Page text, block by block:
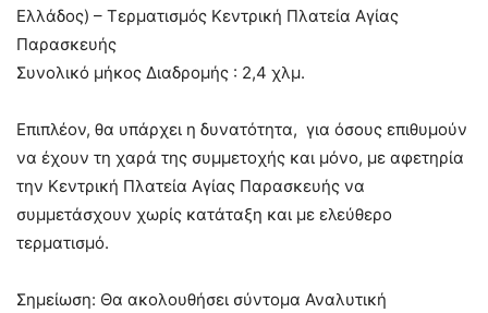
Ελλάδος) – Τερματισμός Κεντρική Πλατεία Αγίας
Παρασκευής
Συνολικό μήκος Διαδρομής : 2,4 χλμ.
Επιπλέον, θα υπάρχει η δυνατότητα, για όσους επιθυμούν
να έχουν τη χαρά της συμμετοχής και μόνο, με αφετηρία
την Κεντρική Πλατεία Αγίας Παρασκευής να
συμμετάσχουν χωρίς κατάταξη και με ελεύθερο
τερματισμό.
Σημείωση: Θα ακολουθήσει σύντομα Αναλυτική